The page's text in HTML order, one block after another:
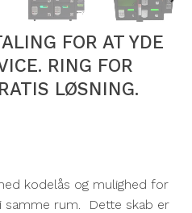
FOR AT YDE
RING FOR
LØSNING.
kodelås og mulighed for
samme rum. Dette skab er